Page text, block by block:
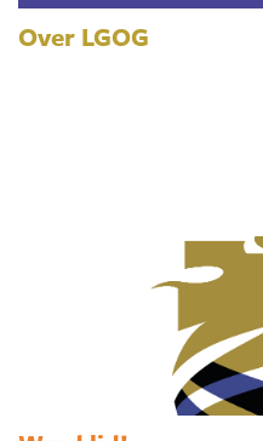
Over LGOG